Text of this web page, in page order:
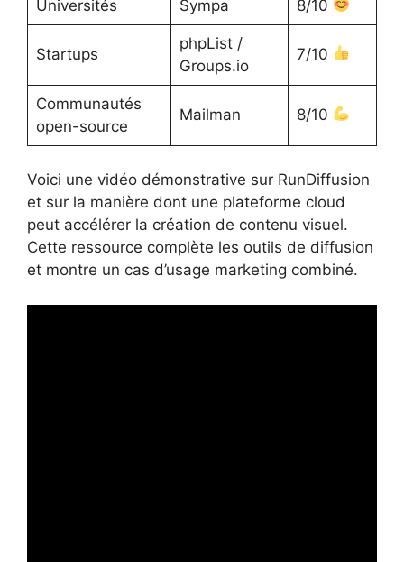
Universités Sympa 8/10
Startups
phpList /
Groups.io
7/10
Communautés
open-source
Mailman 8/10
Voici une vidéo démonstrative sur RunDiffusion
et sur la manière dont une plateforme cloud
peut accélérer la création de contenu visuel.
Cette ressource complète les outils de diffusion
et montre un cas d’usage marketing combiné.